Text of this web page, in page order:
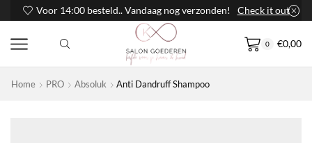
Voor 14:00 besteld.. Vandaag nog verzonden! Check it out
0 €0,00
Home PRO Absoluk Anti Dandruff Shampoo